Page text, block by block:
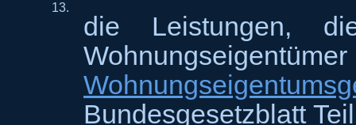
13.
die Leistungen,
Bundesgesetzblatt